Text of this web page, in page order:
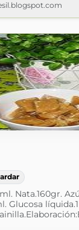
Nata.160gr.
Glucosa